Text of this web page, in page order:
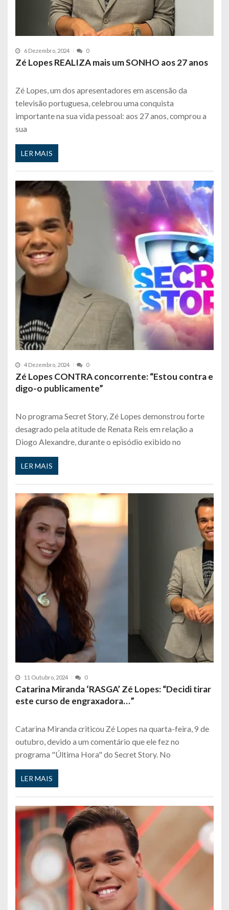
6 Dezembro, 2024 0
Zé Lopes REALIZA mais um SONHO aos 27 anos
Zé Lopes, um dos apresentadores em ascensão da
televisão portuguesa, celebrou uma conquista
importante na sua vida pessoal: aos 27 anos, comprou a
sua
LER MAIS
4 Dezembro, 2024 0
Zé Lopes CONTRA concorrente: “Estou contra e
digo-o publicamente”
No programa Secret Story, Zé Lopes demonstrou forte
desagrado pela atitude de Renata Reis em relação a
Diogo Alexandre, durante o episódio exibido no
LER MAIS
11 Outubro, 2024 0
Catarina Miranda ‘RASGA’ Zé Lopes: “Decidi tirar
este curso de engraxadora…”
Catarina Miranda criticou Zé Lopes na quarta-feira, 9 de
outubro, devido a um comentário que ele fez no
programa "Última Hora" do Secret Story. No
LER MAIS